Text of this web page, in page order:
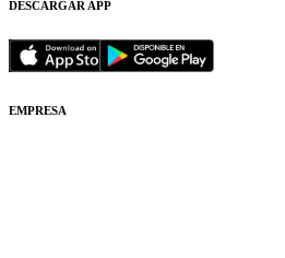
DESCARGAR APP
EMPRESA